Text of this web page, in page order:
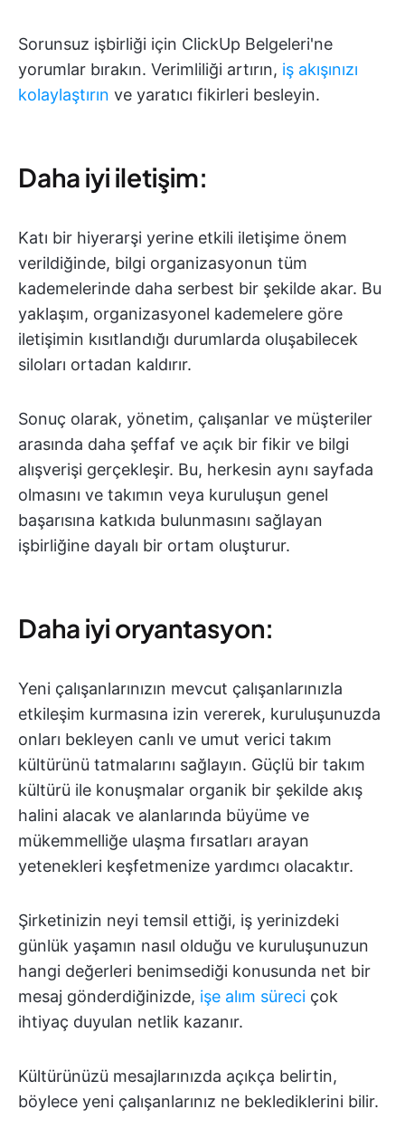
Sorunsuz işbirliği için ClickUp Belgeleri'ne
yorumlar bırakın. Verimliliği artırın, iş akışınızı
kolaylaştırın ve yaratıcı fikirleri besleyin.
Daha iyi iletişim:
Katı bir hiyerarşi yerine etkili iletişime önem
verildiğinde, bilgi organizasyonun tüm
kademelerinde daha serbest bir şekilde akar. Bu
yaklaşım, organizasyonel kademelere göre
iletişimin kısıtlandığı durumlarda oluşabilecek
siloları ortadan kaldırır.
Sonuç olarak, yönetim, çalışanlar ve müşteriler
arasında daha şeffaf ve açık bir fikir ve bilgi
alışverişi gerçekleşir. Bu, herkesin aynı sayfada
olmasını ve takımın veya kuruluşun genel
başarısına katkıda bulunmasını sağlayan
işbirliğine dayalı bir ortam oluşturur.
Daha iyi oryantasyon:
Yeni çalışanlarınızın mevcut çalışanlarınızla
etkileşim kurmasına izin vererek, kuruluşunuzda
onları bekleyen canlı ve umut verici takım
kültürünü tatmalarını sağlayın. Güçlü bir takım
kültürü ile konuşmalar organik bir şekilde akış
halini alacak ve alanlarında büyüme ve
mükemmelliğe ulaşma fırsatları arayan
yetenekleri keşfetmenize yardımcı olacaktır.
Şirketinizin neyi temsil ettiği, iş yerinizdeki
günlük yaşamın nasıl olduğu ve kuruluşunuzun
hangi değerleri benimsediği konusunda net bir
mesaj gönderdiğinizde, işe alım süreci çok
ihtiyaç duyulan netlik kazanır.
Kültürünüzü mesajlarınızda açıkça belirtin,
böylece yeni çalışanlarınız ne beklediklerini bilir.